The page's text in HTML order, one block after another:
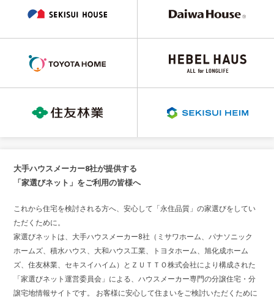
大手ハウスメーカー8社が提供する
「家選びネット」をご利用の皆様へ
これから住宅を検討される方へ、安心して「永住品質」の家選びをしてい
ただくために。
家選びネットは、大手ハウスメーカー8社（ミサワホーム、パナソニック
ホームズ、積水ハウス、大和ハウス工業、トヨタホーム、旭化成ホーム
ズ、住友林業、セキスイハイム）とＺＵＴＴＯ株式会社により構成された
「家選びネット運営委員会」による、ハウスメーカー専門の分譲住宅・分
譲宅地情報サイトです。 お客様に安心して住まいをご検討いただくために